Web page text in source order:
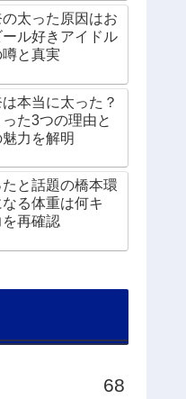
太った原因はお
ル好きアイドル
噂と真実
本当に太った？
た3つの理由と
力を解明
と話題の橋本環
る体重は何キ
を再確認
68